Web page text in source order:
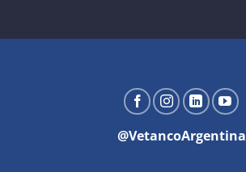
@VetancoArgentina